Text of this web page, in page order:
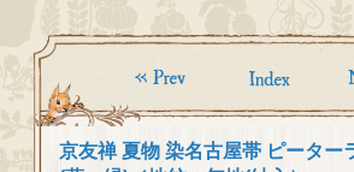
京友禅 夏物 染名古屋帯 ピーター